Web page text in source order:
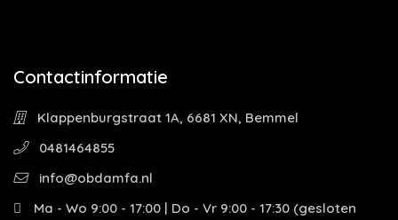
Contactinformatie
Klappenburgstraat 1A, 6681 XN, Bemmel
0481464855
info@obdamfa.nl
Ma - Wo 9:00 - 17:00 | Do - Vr 9:00 - 17:30 (gesloten